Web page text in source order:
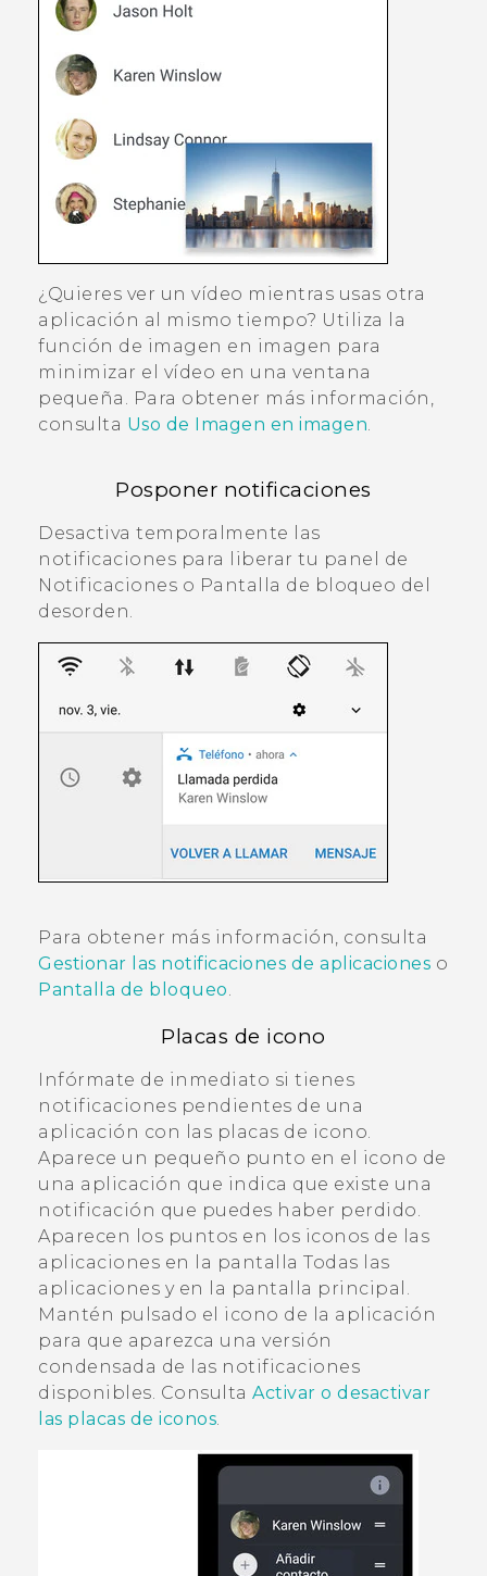
¿Quieres ver un vídeo mientras usas otra
aplicación al mismo tiempo? Utiliza la
función de imagen en imagen para
minimizar el vídeo en una ventana
pequeña. Para obtener más información,
consulta Uso de Imagen en imagen.
Posponer notificaciones
Desactiva temporalmente las
notificaciones para liberar tu panel de
Notificaciones o Pantalla de bloqueo del
desorden.
Para obtener más información, consulta
Gestionar las notificaciones de aplicaciones o
Pantalla de bloqueo
Placas de icono
Infórmate de inmediato si tienes
notificaciones pendientes de una
aplicación con las placas de icono.
Aparece un pequeño punto en el icono de
una aplicación que indica que existe una
notificación que puedes haber perdido.
Aparecen los puntos en los iconos de las
aplicaciones en la pantalla Todas las
aplicaciones y en la pantalla principal .
Mantén pulsado el icono de la aplicación
para que aparezca una versión
condensada de las notificaciones
disponibles. Consulta Activar o desactivar
las placas de iconos.